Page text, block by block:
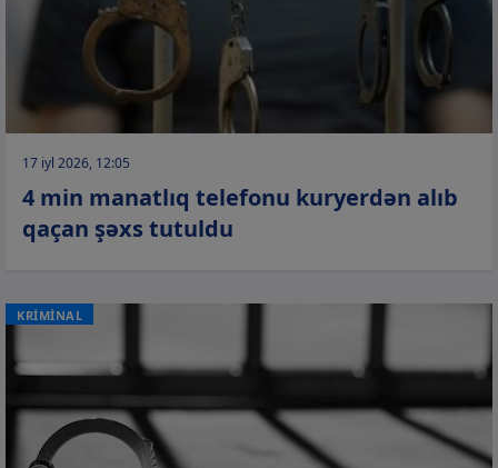
17 iyl 2026, 12:05
4 min manatlıq telefonu kuryerdən alıb
qaçan şəxs tutuldu
KRİMİNAL